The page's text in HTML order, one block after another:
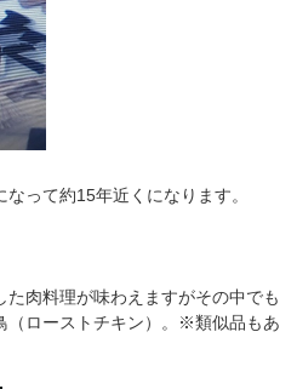
って約15年近くになります。
肉料理が味わえますがその中でも
（ローストチキン）。※類似品もあ